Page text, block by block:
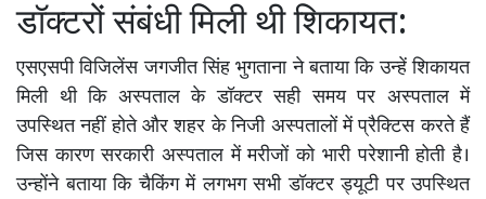
डॉक्टरों संबंधी मिली थी शिकायत:
एसएसपी विजिलेंस जगजीत सिंह भुगताना ने बताया कि उन्हें शिकायत
मिली थी कि अस्पताल के डॉक्टर सही समय पर अस्पताल में
उपस्थित नहीं होते और शहर के निजी अस्पतालों में प्रैक्टिस करते हैं
जिस कारण सरकारी अस्पताल में मरीजों को भारी परेशानी होती है।
उन्होंने बताया कि चैकिंग में लगभग सभी डॉक्टर ड्यूटी पर उपस्थित